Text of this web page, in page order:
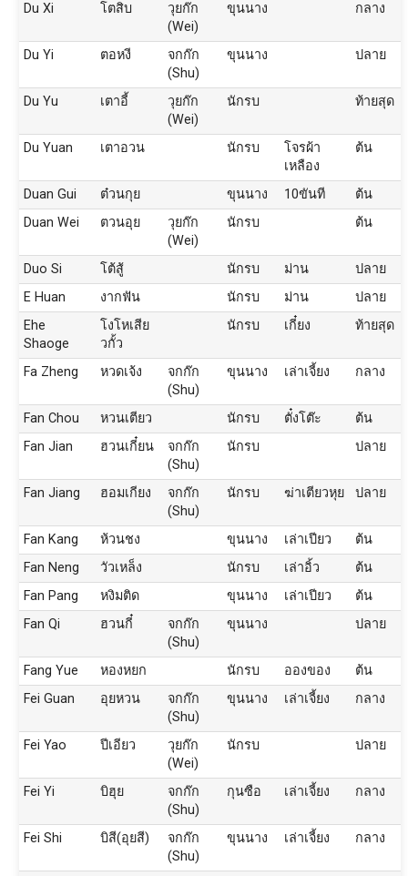
Du Xi โตสิบ
วุยก๊ก
(Wei)
ขุนนาง กลาง
Du Yi ตอหงี
จกก๊ก
(Shu)
ขุนนาง ปลาย
Du Yu เตาอี้
วุยก๊ก
(Wei)
นักรบ ท้ายสุด
Du Yuan เตาอวน นักรบ
โจรผ้า
เหลือง
ต้น
Duan Gui ต๋วนกุย ขุนนาง 10ขันที
ต้น
Duan Wei
ตวนอุย
วุยก๊ก
(Wei)
นักรบ ต้น
Duo Si โต้สู้ นักรบ ม่าน
ปลาย
E Huan
งากฟัน นักรบ ม่าน
ปลาย
Ehe
Shaoge
โงโหเสีย
วกั้ว
นักรบ เกี๋ยง ท้ายสุด
Fa Zheng หวดเจ้ง
จกก๊ก
(Shu)
ขุนนาง เล่าเจี้ยง กลาง
Fan Chou หวนเตียว นักรบ ตั๋งโต๊ะ
ต้น
Fan Jian
ฮวนเกี๋ยน
จกก๊ก
(Shu)
นักรบ ปลาย
Fan Jiang ฮอมเกียง
จกก๊ก
(Shu)
นักรบ ฆ่าเตียวหุย ปลาย
Fan Kang ห้วนชง ขุนนาง เล่าเปียว
ต้น
Fan Neng
วัวเหล็ง นักรบ เล่าอิ้ว
ต้น
Fan Pang
หงิมติด ขุนนาง เล่าเปียว
ต้น
Fan Qi
ฮวนกี๋
จกก๊ก
(Shu)
ขุนนาง ปลาย
Fang Yue หองหยก นักรบ อองของ
ต้น
Fei Guan
อุยหวน
จกก๊ก
(Shu)
ขุนนาง เล่าเจี้ยง กลาง
Fei Yao ปีเอียว
วุยก๊ก
(Wei)
นักรบ ปลาย
Fei Yi บิฮุย
จกก๊ก
(Shu)
กุนซือ เล่าเจี้ยง กลาง
Fei Shi บิสี(อุยสี)
จกก๊ก
(Shu)
ขุนนาง เล่าเจี้ยง กลาง